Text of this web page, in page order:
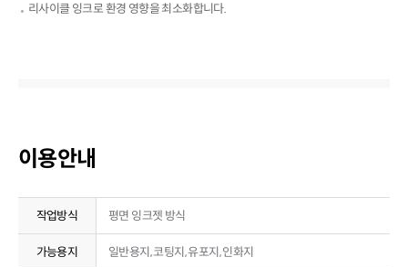
리사이클 잉크로 환경 영향을 최소화합니다.
이용안내
작업방식 평면 잉크젯 방식
가능용지 일반용지, 코팅지, 유포지, 인화지